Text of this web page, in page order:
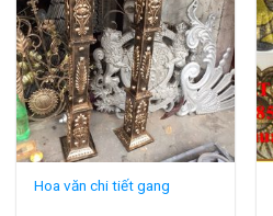
Hoa văn chi tiết gang